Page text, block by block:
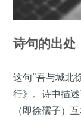
诗句的出处
这句“吾与城北
行》。诗中描
（即徐孺子）